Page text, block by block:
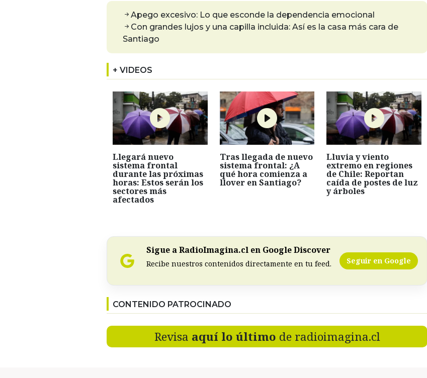
Apego excesivo: Lo que esconde la dependencia emocional
Con grandes lujos y una capilla incluida: Así es la casa más cara de
Santiago
+ VIDEOS
Llegará nuevo
sistema frontal
durante las próximas
horas: Estos serán los
sectores más
afectados
Tras llegada de nuevo
sistema frontal: ¿A
qué hora comienza a
llover en Santiago?
Lluvia y viento
extremo en regiones
de Chile: Reportan
caída de postes de luz
y árboles
Sigue a RadioImagina.cl en Google Discover
Recibe nuestros contenidos directamente en tu feed. Seguir en Google
CONTENIDO PATROCINADO
Revisa aquí lo último de radioimagina.cl